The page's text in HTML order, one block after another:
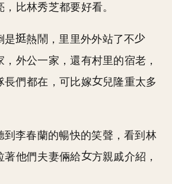
比林秀芝都要好看。
是
熱鬧，里里外外站了不
，外公一家，還有村里的宿老，
長們都在，可比嫁
兒隆重太多
到李春蘭的暢快的笑聲，看到林
著他們夫妻倆給
方親戚介紹，